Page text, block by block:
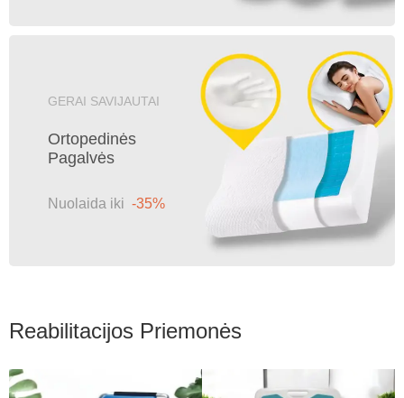
GERAI SAVIJAUTAI
Ortopedinės
Pagalvės
Nuolaida iki -35%
Reabilitacijos Priemonės